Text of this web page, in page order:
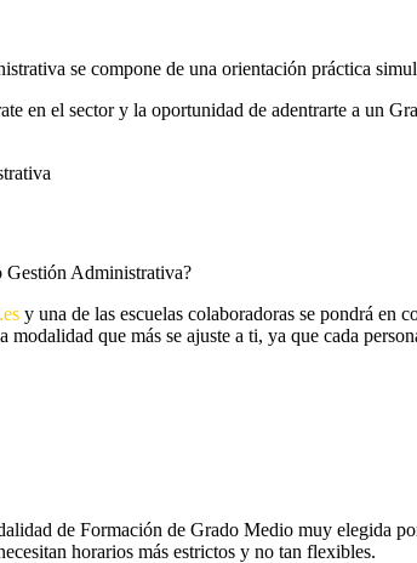
se compone de una orientación práctica
en el sector y la oportunidad de adentrarte a un
Gestión Administrativa?
y una de las escuelas colaboradoras se pondrá en
que más se ajuste a ti, ya que cada
de Formación de Grado Medio muy elegida
horarios más estrictos y no tan flexibles.